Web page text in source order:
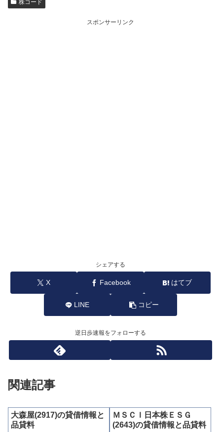
株コード
スポンサーリンク
シェアする
X Facebook はてブ
LINE コピー
逆日歩速報をフォローする
関連記事
大森屋(2917)の貸借情報と
品貸料
ＭＳＣＩ日本株ＥＳＧ
(2643)の貸借情報と品貸料